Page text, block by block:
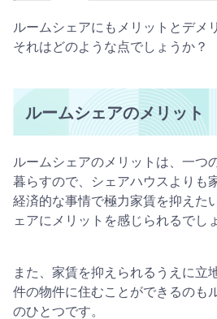
ルームシェアにもメリットとデメ
それはどのような点でしょうか？
ルームシェアのメリット
ルームシェアのメリットは、一つ
暮らすので、シェアハウスよりも
経済的な事情で極力家賃を抑えた
ェアにメリットを感じられるでし
また、家賃を抑えられるうえに立
件の物件に住むことができるのも
のひとつです。